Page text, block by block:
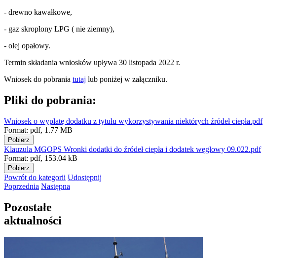
- drewno kawałkowe,
- gaz skroplony LPG ( nie ziemny),
- olej opałowy.
Termin składania wniosków upływa 30 listopada 2022 r.
Wniosek do pobrania tutaj lub poniżej w załączniku.
Pliki do pobrania:
Wniosek o wypłatę dodatku z tytułu wykorzystywania niektórych źródeł ciepła.pdf
Format: pdf, 1.77 MB
Pobierz
Klauzula MGOPS Wronki dodatki do źródeł ciepła i dodatek węglowy 09.022.pdf
Format: pdf, 153.04 kB
Pobierz
Powrót do kategorii Udostępnij
Poprzednia Następna
Pozostałe
aktualności